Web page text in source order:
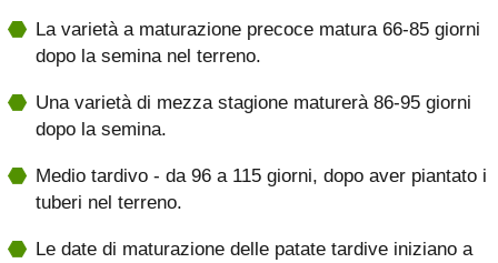
La varietà a maturazione precoce matura 66-85 giorni
dopo la semina nel terreno.
Una varietà di mezza stagione maturerà 86-95 giorni
dopo la semina.
Medio tardivo - da 96 a 115 giorni, dopo aver piantato i
tuberi nel terreno.
Le date di maturazione delle patate tardive iniziano a